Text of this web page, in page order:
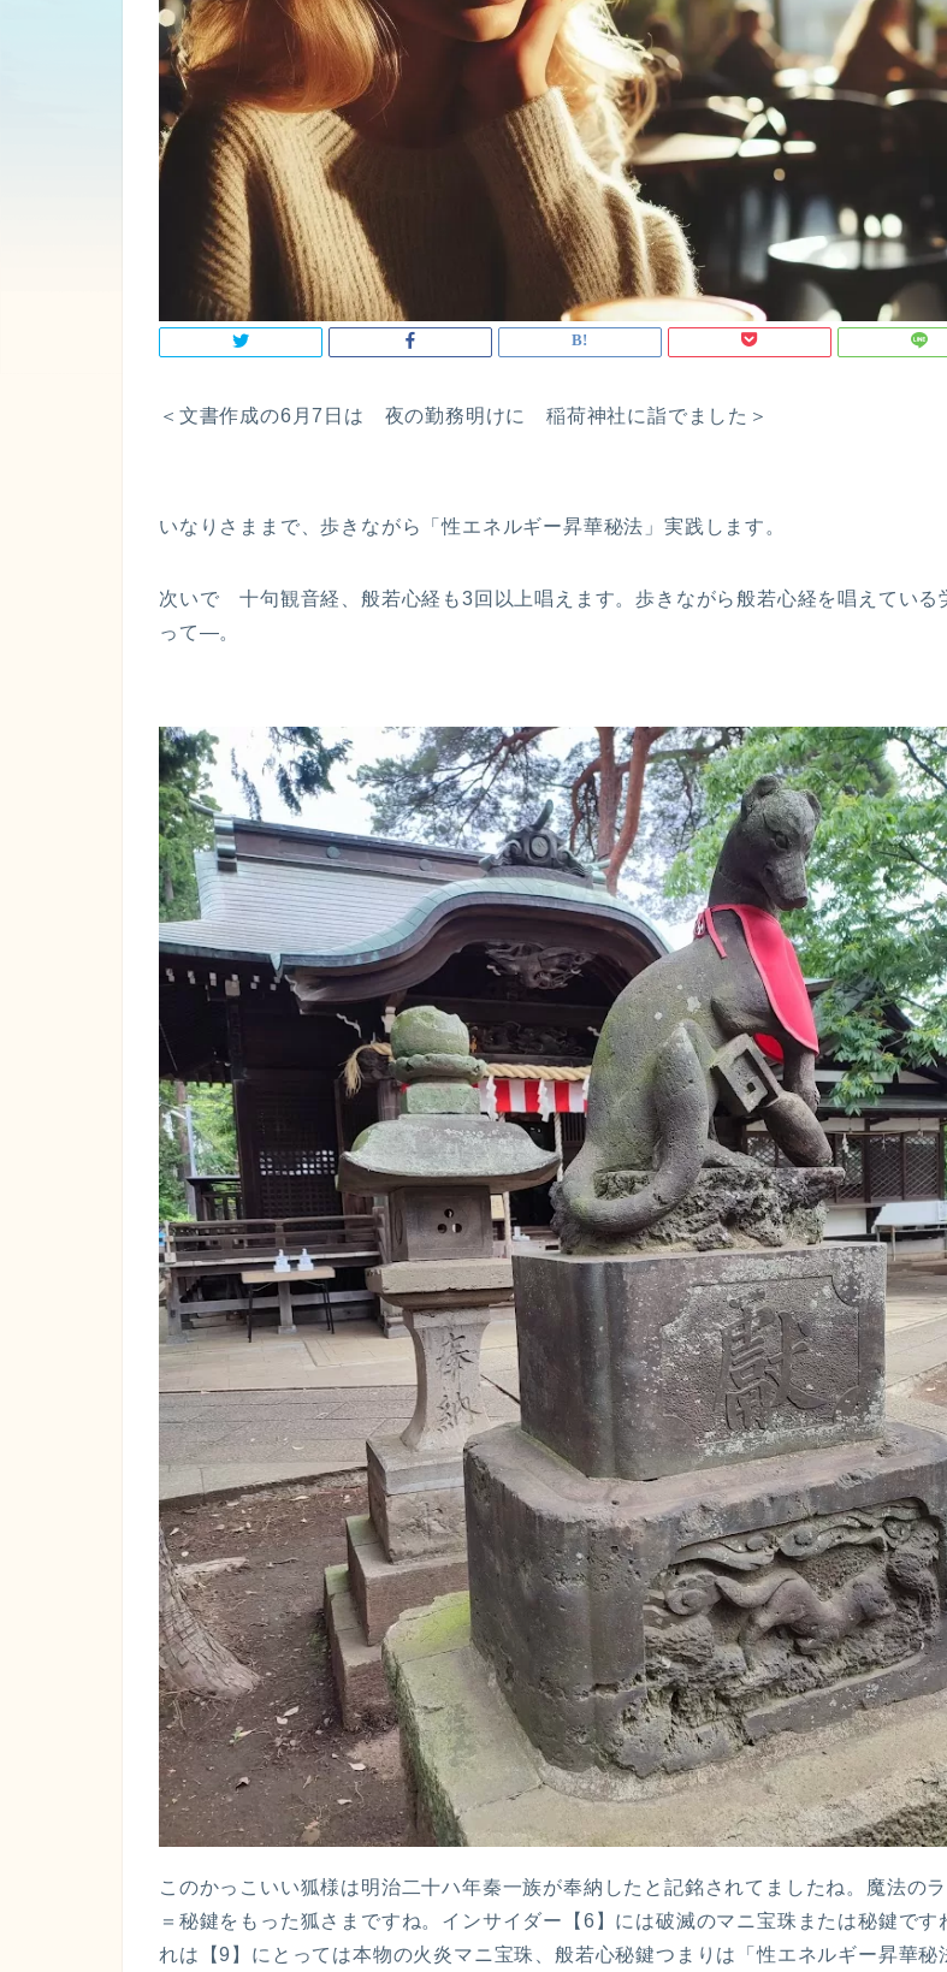
＜文書作成の6月7日は 夜の勤務明けに 稲荷神社に詣でました＞
いなりさままで、歩きながら「性エネルギー昇華秘法」実践します。
次いで 十句観音経、般若心経も3回以上唱えます。歩きながら般若心経を唱えている
って—。
このかっこいい狐様は明治二十ハ年秦一族が奉納したと記銘されてましたね。魔法の
＝秘鍵をもった狐さまですね。インサイダー【6】には破滅のマニ宝珠または秘鍵です
れは【9】にとっては本物の火炎マニ宝珠、般若心秘鍵つまりは「性エネルギー昇華秘